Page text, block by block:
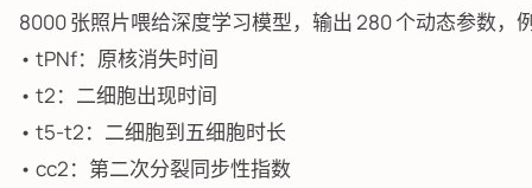
8000 张照片喂给深度学习模型，输出 280 个动态参数，
• tPNf：原核消失时间
• t2：二细胞出现时间
• t5-t2：二细胞到五细胞时长
• cc2：第二次分裂同步性指数